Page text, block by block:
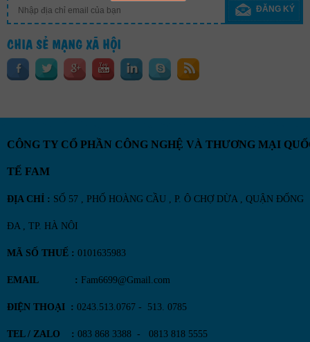
ĐĂNG KÝ
CHIA SẺ MẠNG XÃ HỘI
CÔNG TY CỔ PHẦN CÔNG NGHỆ VÀ THƯƠNG MẠI
TẾ FAM
ĐỊA CHỈ : SỐ 57 , PHỐ HOÀNG CẦU , P. Ô CHỢ DỪA , QUẬN ĐỐNG
ĐA , TP. HÀ NÔI
MÃ SỐ THUẾ : 0101635983
EMAIL : Fam6699@Gmail.com
ĐIỆN THOẠI : 0243.513.0767 - 513. 0785
TEL / ZALO : 083 868 3388 - 0813 818 5555